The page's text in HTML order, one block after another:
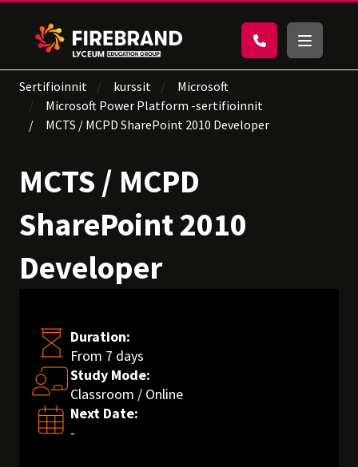
Sertifioinnit kurssit
Microsoft
Microsoft Power Platform -sertifioinnit
MCTS / MCPD SharePoint 2010 Developer
MCTS / MCPD
SharePoint 2010
Developer
Duration:
From 7 days
Study Mode:
Classroom / Online
Next Date:
-